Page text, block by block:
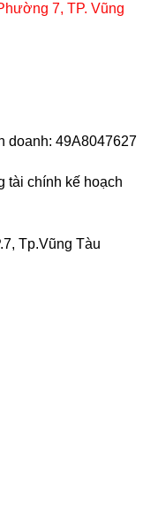
7, TP. Vũng
doanh: 49A8047627
tài chính kế hoạch
Tp.Vũng Tàu